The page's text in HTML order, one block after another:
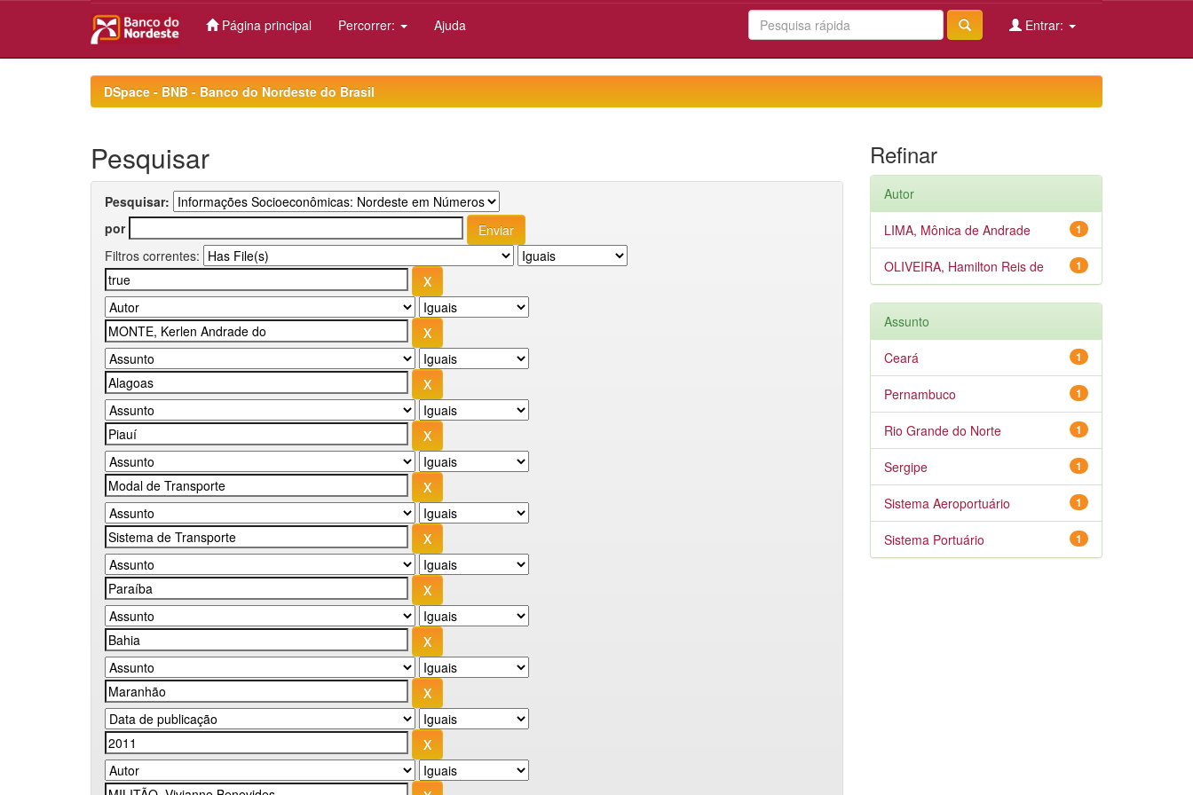
Página principal Percorrer: Ajuda Entrar:
DSpace - BNB - Banco do Nordeste do Brasil
Pesquisar
Pesquisar:
por
Filtros correntes:
Refinar
Autor
1
LIMA, Mônica de Andrade
1
OLIVEIRA, Hamilton Reis de
Assunto
1
Ceará
1
Pernambuco
1
Rio Grande do Norte
1
Sergipe
1
Sistema Aeroportuário
1
Sistema Portuário